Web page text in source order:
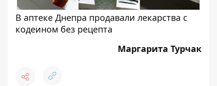
В аптеке Днепра продавали лекарства с
кодеином без рецепта
Маргарита Турчак